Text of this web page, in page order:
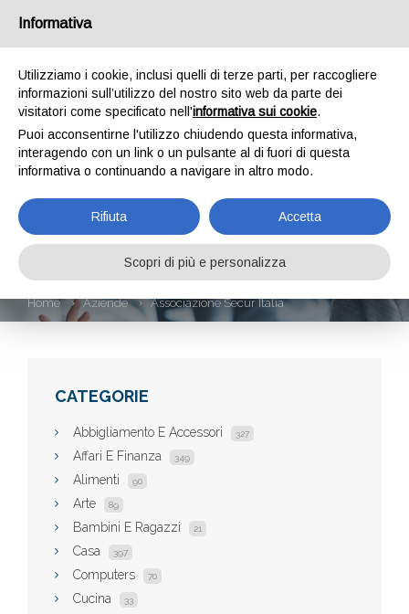
ASSOCIAZIONE
SECUR ITALIA
Home Aziende Associazione Secur Italia
CATEGORIE
Abbigliamento E Accessori 327
Affari E Finanza 349
Alimenti 90
Arte 89
Bambini E Ragazzi 21
Casa 397
Computers 70
Cucina 33
Informativa
Utilizziamo i cookie, inclusi quelli di terze parti, per raccogliere
informazioni sull’utilizzo del nostro sito web da parte dei
visitatori come specificato nell'informativa sui cookie.
Puoi acconsentirne l'utilizzo chiudendo questa informativa,
interagendo con un link o un pulsante al di fuori di questa
informativa o continuando a navigare in altro modo.
Rifiuta Accetta
Scopri di più e personalizza